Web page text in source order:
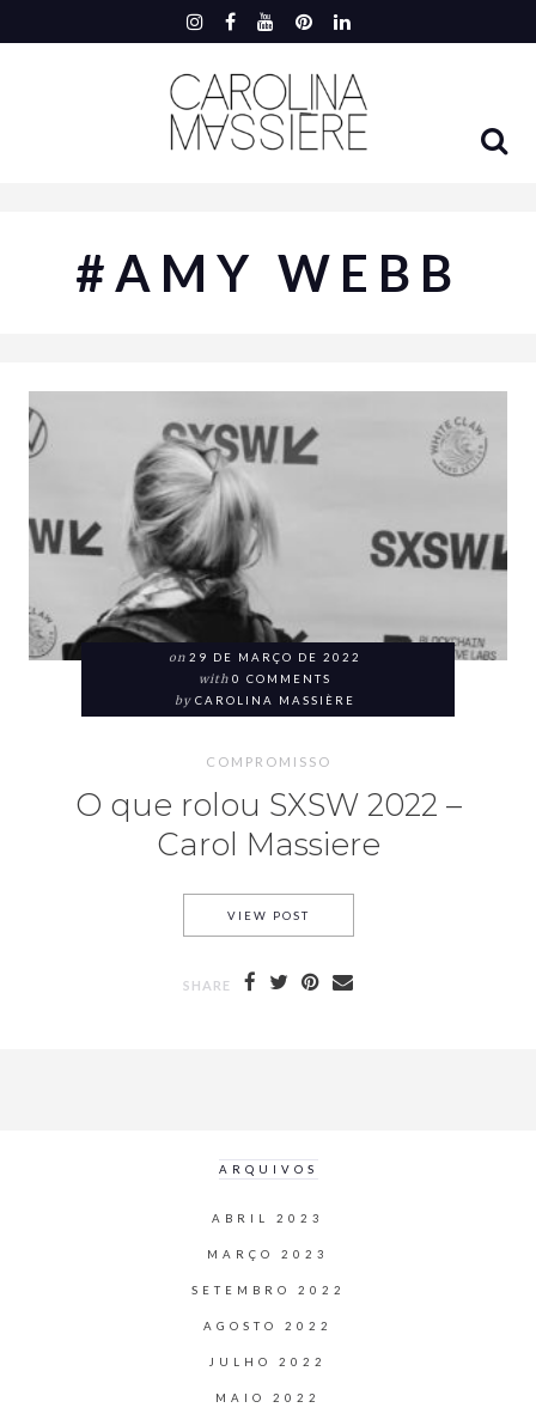
#AMY WEBB
on 29 DE MARÇO DE 2022
with 0 COMMENTS
by CAROLINA MASSIÈRE
COMPROMISSO
O que rolou SXSW 2022 –
Carol Massiere
VIEW POST
SHARE
ARQUIVOS
ABRIL 2023
MARÇO 2023
SETEMBRO 2022
AGOSTO 2022
JULHO 2022
MAIO 2022